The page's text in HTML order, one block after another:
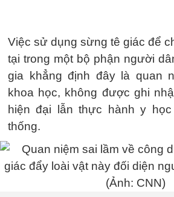
Việc sử dụng sừng tê giác để
tại trong một bộ phận người
gia khẳng định đây là quan
khoa học, không được ghi
hiện đại lẫn thực hành y
thống.